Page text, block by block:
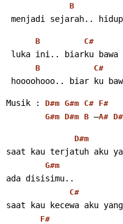
B
menjadi sejarah..
B C#
luka ini.. biarku bawa
B C#
hoooohooo.. biar ku
Musik : D#m G#m C# F#
G#m D#m B –A#
D#m
saat kau terjatuh aku
G#m
ada disisimu..
C#
saat kau kecewa aku
F#